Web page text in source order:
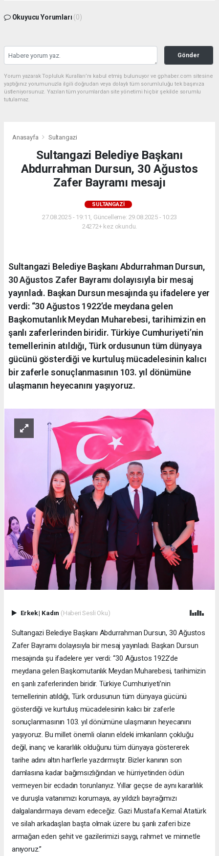
Okuyucu Yorumları (0)
Gönder
Yorum yazarak Topluluk Kuralları’nı kabul etmiş bulunuyor ve gphaber.com sitesine
yaptığınız yorumunuzla ilgili doğrudan veya dolaylı tüm sorumluluğu tek başınıza
üstleniyorsunuz. Yazılan tüm yorumlardan site yönetimi hiçbir şekilde sorumlu
tutulamaz.
Anasayfa Sultangazi
Sultangazi Belediye Başkanı
Abdurrahman Dursun, 30 Ağustos
Zafer Bayramı mesajı
SULTANGAZI
27.08.2025 - 19:11, Güncelleme: 29.08.2025 - 10:23
24272+ kez okundu.
Sultangazi Belediye Başkanı Abdurrahman Dursun,
30 Ağustos Zafer Bayramı dolayısıyla bir mesaj
yayınladı. Başkan Dursun mesajında şu ifadelere yer
verdi: “30 Ağustos 1922’de meydana gelen
Başkomutanlık Meydan Muharebesi, tarihimizin en
şanlı zaferlerinden biridir. Türkiye Cumhuriyeti’nin
temellerinin atıldığı, Türk ordusunun tüm dünyaya
gücünü gösterdiği ve kurtuluş mücadelesinin kalıcı
bir zaferle sonuçlanmasının 103. yıl dönümüne
ulaşmanın heyecanını yaşıyoruz.
Erkek| Kadın (Haberi Sesli Oku)
Sultangazi Belediye Başkanı Abdurrahman Dursun, 30 Ağustos
Zafer Bayramı dolayısıyla bir mesaj yayınladı. Başkan Dursun
mesajında şu ifadelere yer verdi: “30 Ağustos 1922’de
meydana gelen Başkomutanlık Meydan Muharebesi, tarihimizin
en şanlı zaferlerinden biridir. Türkiye Cumhuriyeti’nin
temellerinin atıldığı, Türk ordusunun tüm dünyaya gücünü
gösterdiği ve kurtuluş mücadelesinin kalıcı bir zaferle
sonuçlanmasının 103. yıl dönümüne ulaşmanın heyecanını
yaşıyoruz. Bu millet önemli olanın eldeki imkanların çokluğu
değil, inanç ve kararlılık olduğunu tüm dünyaya göstererek
tarihe adını altın harflerle yazdırmıştır. Bizler kanının son
damlasına kadar bağımsızlığından ve hürriyetinden ödün
vermeyen bir ecdadın torunlarıyız. Yıllar geçse de aynı kararlılık
ve duruşla vatanımızı korumaya, ay yıldızlı bayrağımızı
dalgalandırmaya devam edeceğiz. Gazi Mustafa Kemal Atatürk
ve silah arkadaşları başta olmak üzere bu şanlı zaferi bize
armağan eden şehit ve gazilerimizi saygı, rahmet ve minnetle
anıyoruz.”